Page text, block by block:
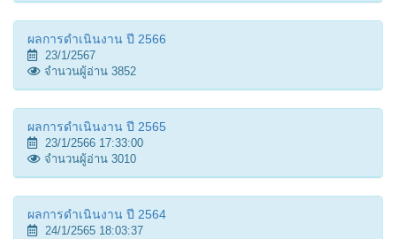
ผลการดำเนินงาน ปี 2566
23/1/2567
จำนวนผู้อ่าน 3852
ผลการดำเนินงาน ปี 2565
23/1/2566 17:33:00
จำนวนผู้อ่าน 3010
ผลการดำเนินงาน ปี 2564
24/1/2565 18:03:37